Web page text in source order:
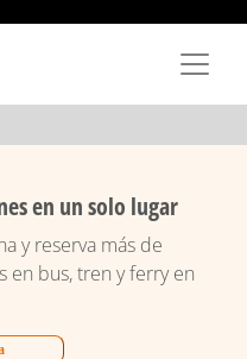
en un solo lugar
y reserva más de
en bus, tren y ferry en